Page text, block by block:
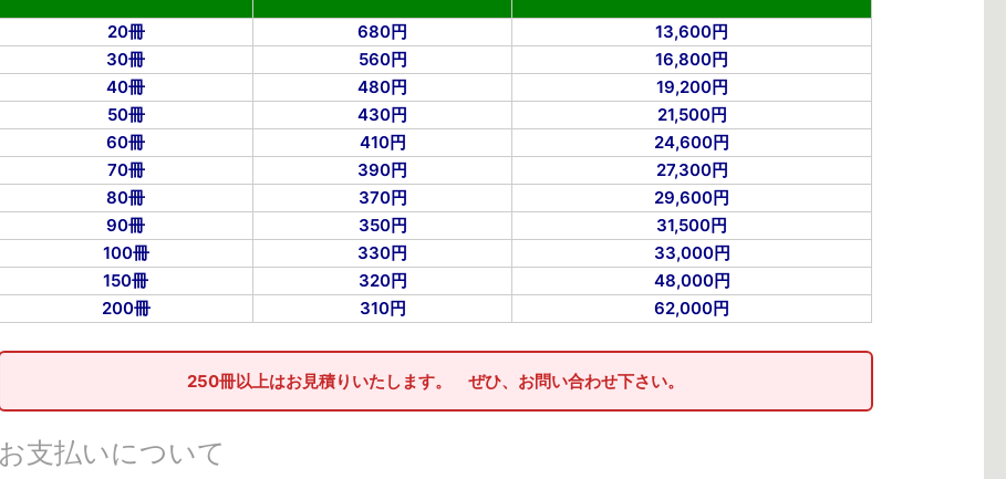
20冊 680円
13,600円
30冊
560円
16,800円
40冊
480円
19,200円
50冊
430円
21,500円
60冊
410円
24,600円
70冊
390円
27,300円
80冊
370円
29,600円
90冊
350円
31,500円
100冊
330円
33,000円
150冊
320円
48,000円
200冊
310円 62,000円
250冊以上はお見積りいたします。 ぜひ、お問い合わせ下さい。
お支払いについて